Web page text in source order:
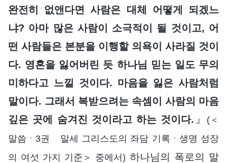
완전히 없앤다면 사람은 대체 어떻게 되겠느
냐? 아마 많은 사람이 소극적이 될 것이고, 어
떤 사람들은 본분을 이행할 의욕이 사라질 것이
다. 영혼을 잃어버린 듯 하나님 믿는 일도 무의
미하다고 느낄 것이다. 마음을 잃은 사람처럼
말이다. 그래서 복받으려는 속셈이 사람의 마음
깊은 곳에 숨겨진 것이라고 하는 것이다. 』 (＜
말씀ㆍ3권 말세 그리스도의 좌담 기록ㆍ생명 성장
의 여섯 가지 기준＞ 중에서) 하나님의 폭로의 말